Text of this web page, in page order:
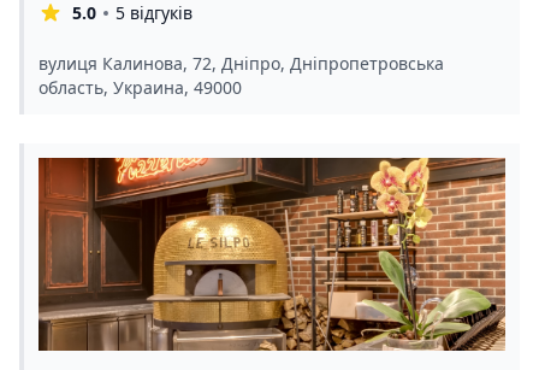
5.0 5 відгуків
вулиця Калинова, 72, Дніпро, Дніпропетровська
область, Украина, 49000